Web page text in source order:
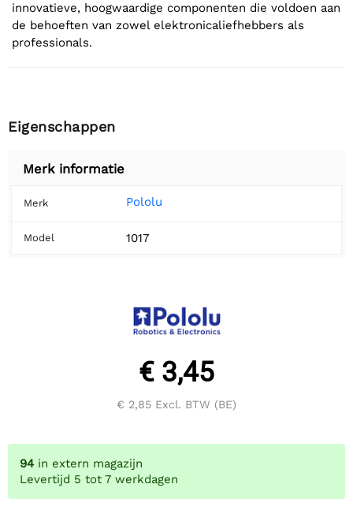
innovatieve, hoogwaardige componenten die voldoen aan
de behoeften van zowel elektronicaliefhebbers als
professionals.
Eigenschappen
Merk informatie
Merk Pololu
Model 1017
€ 3,45
€ 2,85 Excl. BTW (BE)
94 in extern magazijn
Levertijd 5 tot 7 werkdagen